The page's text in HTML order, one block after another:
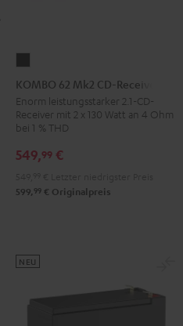
62
Mk2
CD-
Receiver
Night
KOMBO 62 Mk2 CD-Receiver
Enorm leistungsstarker 2.1-CD-
Receiver mit 2 x 130 Watt an 4 Ohm
bei 1 % THD
549,99 €
599, 99 € Originalpreis
NEU